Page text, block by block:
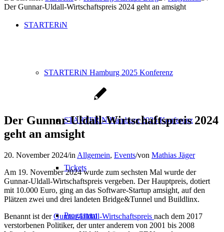
STARTERiN
STARTERiN Hamburg 2025 Konferenz
STARTERiN Hamburg 2025 Konferenz
Tickets
Programm
Der Gunnar-Uldall-Wirtschaftspreis 2024 geht an amsight
Der Gunnar-Uldall-Wirtschaftspreis 2024
geht an amsight
20. November 2024/in Allgemein, Events/von Mathias Jäger
Am 19. November 2024 wurde zum sechsten Mal wurde der
Gunnar-Uldall-Wirtschaftspreis vergeben. Der Hauptpreis, dotiert
mit 10.000 Euro, ging an das Software-Startup amsight, auf den
Plätzen zwei und drei landeten Bridge&Tunnel und Buildlinx.
Benannt ist derGunnar-Uldall-Wirtschaftspreis nach dem 2017
verstorbenen Politiker, der unter anderem von 2001 bis 2008